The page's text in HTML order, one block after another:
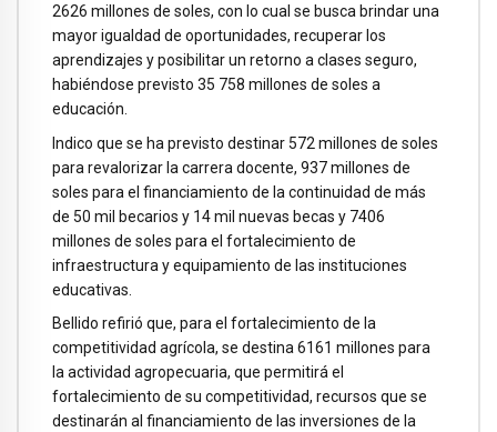
2626 millones de soles, con lo cual se busca brindar una
mayor igualdad de oportunidades, recuperar los
aprendizajes y posibilitar un retorno a clases seguro,
habiéndose previsto 35 758 millones de soles a
educación.
Indico que se ha previsto destinar 572 millones de soles
para revalorizar la carrera docente, 937 millones de
soles para el financiamiento de la continuidad de más
de 50 mil becarios y 14 mil nuevas becas y 7406
millones de soles para el fortalecimiento de
infraestructura y equipamiento de las instituciones
educativas.
Bellido refirió que, para el fortalecimiento de la
competitividad agrícola, se destina 6161 millones para
la actividad agropecuaria, que permitirá el
fortalecimiento de su competitividad, recursos que se
destinarán al financiamiento de las inversiones de la